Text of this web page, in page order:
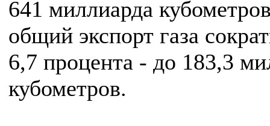
641 миллиарда
общий экспорт газа
6,7 процента - до 183,3
кубометров.